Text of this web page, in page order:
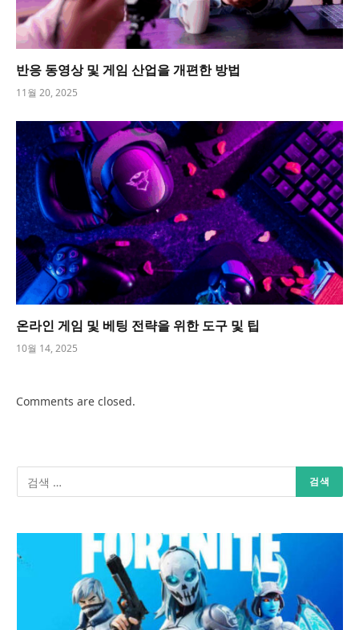
반응 동영상 및 게임 산업을 개편한 방법
11월 20, 2025
온라인 게임 및 베팅 전략을 위한 도구 및 팁
10월 14, 2025
Comments are closed.